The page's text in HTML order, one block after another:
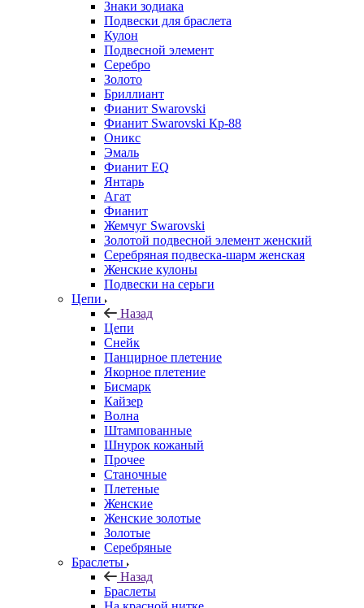
Знаки зодиака
Подвески для браслета
Кулон
Подвесной элемент
Серебро
Золото
Бриллиант
Фианит Swarovski
Фианит Swarovski Кр-88
Оникс
Эмаль
Фианит EQ
Янтарь
Агат
Фианит
Жемчуг Swarovski
Золотой подвесной элемент женcкий
Серебряная подвеска-шарм женская
Женские кулоны
Подвески на серьги
Цепи
Назад
Цепи
Снейк
Панцирное плетение
Якорное плетение
Бисмарк
Кайзер
Волна
Штампованные
Шнурок кожаный
Прочее
Станочные
Плетеные
Женские
Женские золотые
Золотые
Серебряные
Браслеты
Назад
Браслеты